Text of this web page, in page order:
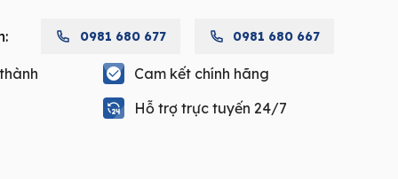
0981 680 677 0981 680 667
Cam kết chính hãng
Hỗ trợ trực tuyến 24/7